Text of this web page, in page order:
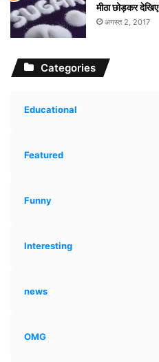
मीठा छोड़कर देखिए
अगस्त 2, 2017
Categories
Educational
Featured
Funny
Interesting
news
OMG